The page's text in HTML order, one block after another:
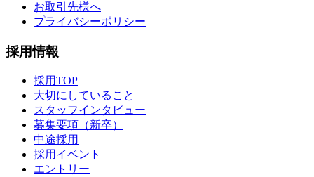
お取引先様へ
プライバシーポリシー
採用情報
採用TOP
大切にしていること
スタッフインタビュー
募集要項（新卒）
中途採用
採用イベント
エントリー